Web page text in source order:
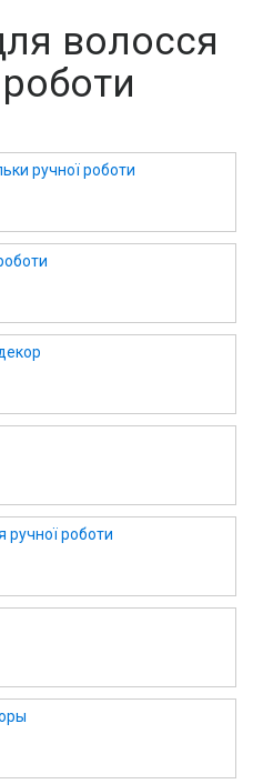
волосся
ручної роботи
ручної роботи